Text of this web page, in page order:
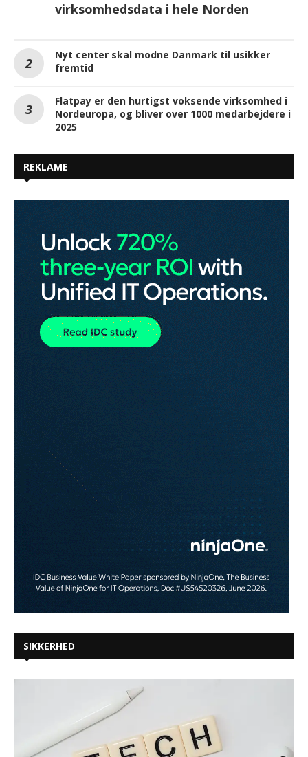
virksomhedsdata i hele Norden
Nyt center skal modne Danmark til usikker
fremtid
Flatpay er den hurtigst voksende virksomhed i
Nordeuropa, og bliver over 1000 medarbejdere i
2025
REKLAME
SIKKERHED